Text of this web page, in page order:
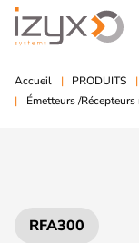
Accueil PRODUITS
Émetteurs /Récepteurs
RFA300